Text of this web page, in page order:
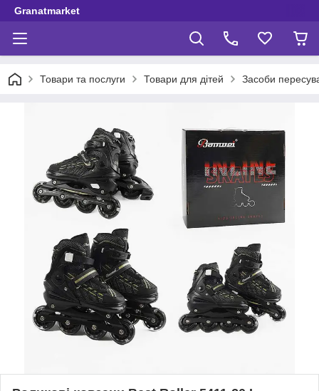
Granatmarket
Товари та послуги Товари для дітей Засоби